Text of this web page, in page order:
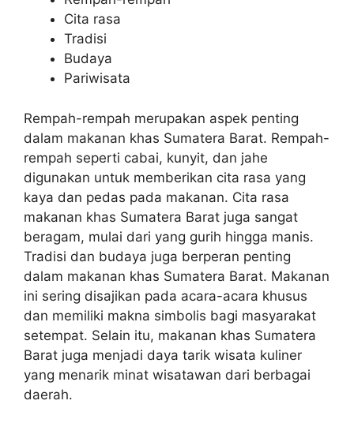
Cita rasa
Tradisi
Budaya
Pariwisata
Rempah-rempah merupakan aspek penting
dalam makanan khas Sumatera Barat. Rempah-
rempah seperti cabai, kunyit, dan jahe
digunakan untuk memberikan cita rasa yang
kaya dan pedas pada makanan. Cita rasa
makanan khas Sumatera Barat juga sangat
beragam, mulai dari yang gurih hingga manis.
Tradisi dan budaya juga berperan penting
dalam makanan khas Sumatera Barat. Makanan
ini sering disajikan pada acara-acara khusus
dan memiliki makna simbolis bagi masyarakat
setempat. Selain itu, makanan khas Sumatera
Barat juga menjadi daya tarik wisata kuliner
yang menarik minat wisatawan dari berbagai
daerah.